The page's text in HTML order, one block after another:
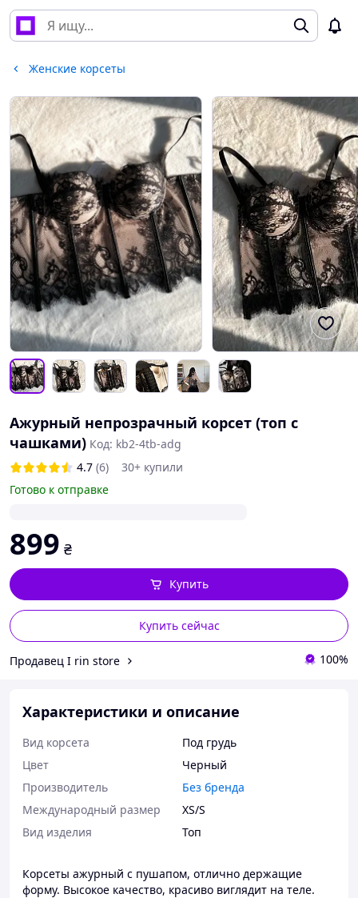
Женские корсеты
Ажурный непрозрачный корсет (топ с
чашками) Код: kb2-4tb-adg
4.7 (6)
30+ купили
Готово к отправке
899 ₴
Купить сейчас
Купить
Продавец I rin store 100%
Характеристики и описание
Вид корсета
Под грудь
Цвет
Черный
Производитель
Без бренда
Международный размер
XS/S
Вид изделия
Топ
Корсеты ажурный с пушапом, отлично держащие
форму. Высокое качество, красиво виглядит на теле.